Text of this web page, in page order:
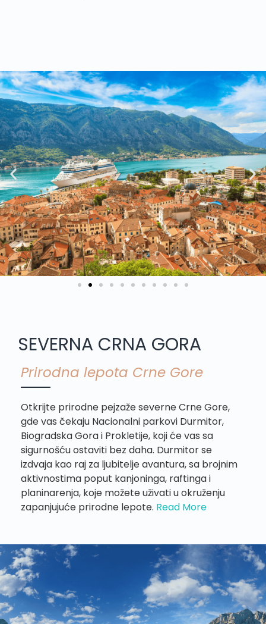
SEVERNA CRNA GORA
Prirodna lepota Crne Gore
Otkrijte prirodne pejzaže severne Crne Gore,
gde vas čekaju Nacionalni parkovi Durmitor,
Biogradska Gora i Prokletije, koji će vas sa
sigurnošću ostaviti bez daha. Durmitor se
izdvaja kao raj za ljubitelje avantura, sa brojnim
aktivnostima poput kanjoninga, raftinga i
planinarenja, koje možete uživati u okruženju
zapanjujuće prirodne lepote. Read More